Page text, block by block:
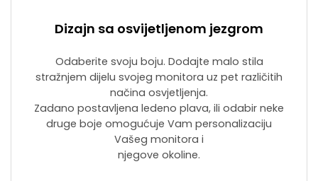
Dizajn sa osvijetljenom jezgrom
Odaberite svoju boju. Dodajte malo stila
stražnjem dijelu svojeg monitora uz pet različitih
načina osvjetljenja.
Zadano postavljena ledeno plava, ili odabir neke
druge boje omogućuje Vam personalizaciju
Vašeg monitora i
njegove okoline.